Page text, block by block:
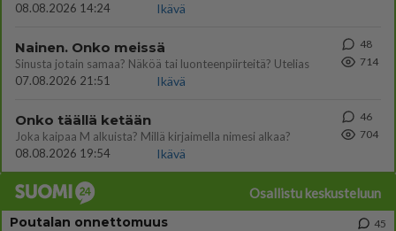
08.08.2026 14:24
Ikävä
Nainen. Onko meissä
Sinusta jotain samaa? Näköä tai luonteenpiirteitä? Utelias
07.08.2026 21:51
Ikävä
48
714
Onko täällä ketään
Joka kaipaa M alkuista? Millä kirjaimella nimesi alkaa?
08.08.2026 19:54
Ikävä
46
704
Osallistu keskusteluun
Poutalan onnettomuus
45